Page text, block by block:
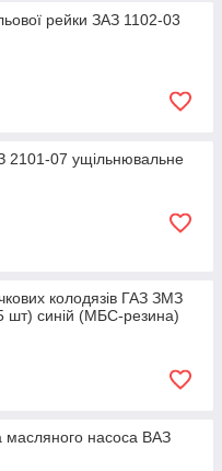
рейки ЗАЗ 1102-03
2101-07 ущільнювальне
колодязів ГАЗ ЗМЗ
шт) синій (МБС-резина)
масляного насоса ВАЗ